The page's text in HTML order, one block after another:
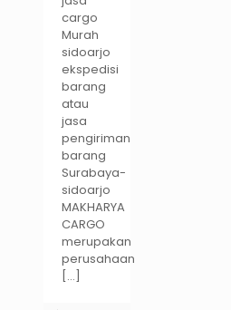
cargo
Murah
sidoarjo
ekspedisi
barang
atau
jasa
pengiriman
barang
Surabaya-
sidoarjo
MAKHARYA
CARGO
merupakan
perusahaan
[…]